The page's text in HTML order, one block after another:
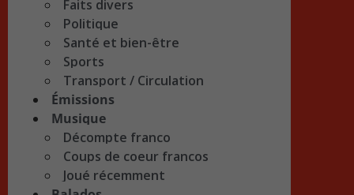
Faits divers
Politique
Santé et bien-être
Sports
Transport / Circulation
Émissions
Musique
Décompte franco
Coups de coeur francos
Joué récemment